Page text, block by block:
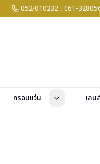
052-010232 , 061-
กรอบแว่น เลนส์